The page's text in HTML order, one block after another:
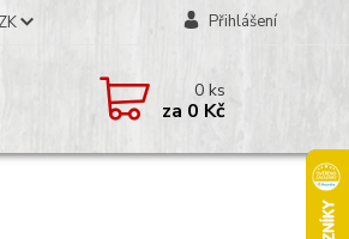
Přihlášení
0ks
za 0 Kč